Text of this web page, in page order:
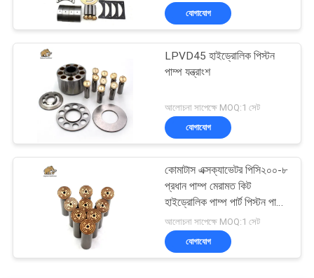
যোগাযোগ
LPVD45 হাইড্রোলিক পিস্টন
পাম্প যন্ত্রাংশ
আলোচনা সাপেক্ষে MOQ:1 সেট
যোগাযোগ
কোমাটাস এক্সক্যাভেটর পিসি২০০-৮
প্রধান পাম্প মেরামত কিট
হাইড্রোলিক পাম্প পার্ট পিস্টন পাম্প
রক্ষণাবেক্ষণ মেরামতের পরিষেবা
আলোচনা সাপেক্ষে MOQ:1 সেট
যোগাযোগ